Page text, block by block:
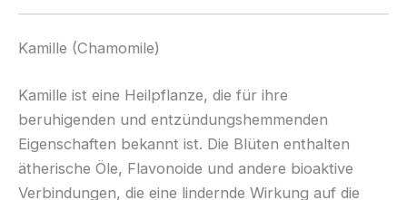
Kamille (Chamomile)
Kamille ist eine Heilpflanze, die für ihre
beruhigenden und entzündungshemmenden
Eigenschaften bekannt ist. Die Blüten enthalten
ätherische Öle, Flavonoide und andere bioaktive
Verbindungen, die eine lindernde Wirkung auf die